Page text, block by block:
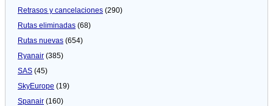
Retrasos y cancelaciones (290)
Rutas eliminadas (68)
Rutas nuevas (654)
Ryanair (385)
SAS (45)
SkyEurope (19)
Spanair (160)